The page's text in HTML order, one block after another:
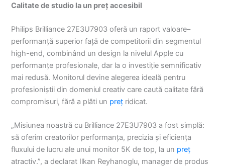
Calitate de studio la un preț accesibil
Philips Brilliance 27E3U7903 oferă un raport valoare–
performanță superior față de competitorii din segmentul
high-end, combinând un design la nivelul Apple cu
performanțe profesionale, dar la o investiție semnificativ
mai redusă. Monitorul devine alegerea ideală pentru
profesioniștii din domeniul creativ care caută calitate fără
compromisuri, fără a plăti un preț ridicat.
„Misiunea noastră cu Brilliance 27E3U7903 a fost simplă:
să oferim creatorilor performanța, precizia și eficiența
fluxului de lucru ale unui monitor 5K de top, la un preț
atractiv.”, a declarat Ilkan Reyhanoglu, manager de produs